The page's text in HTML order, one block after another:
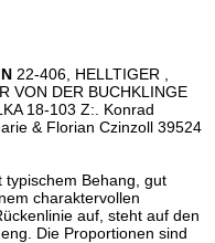
22-406, HELLTIGER ,
VON DER BUCHKLINGE
18-103 Z:. Konrad
& Florian Czinzoll 39524
typischem Behang, gut
charaktervollen
auf, steht auf den
Die Proportionen sind